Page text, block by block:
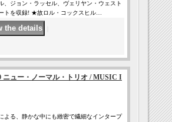
ジョン・ラッセル、ヴェリヤン・ウェスト
トを収録! ★故ロル・コックスヒル…
ニュー・ノーマル・トリオ / MUSIC I
る、静かな中にも緻密で繊細なインタープ